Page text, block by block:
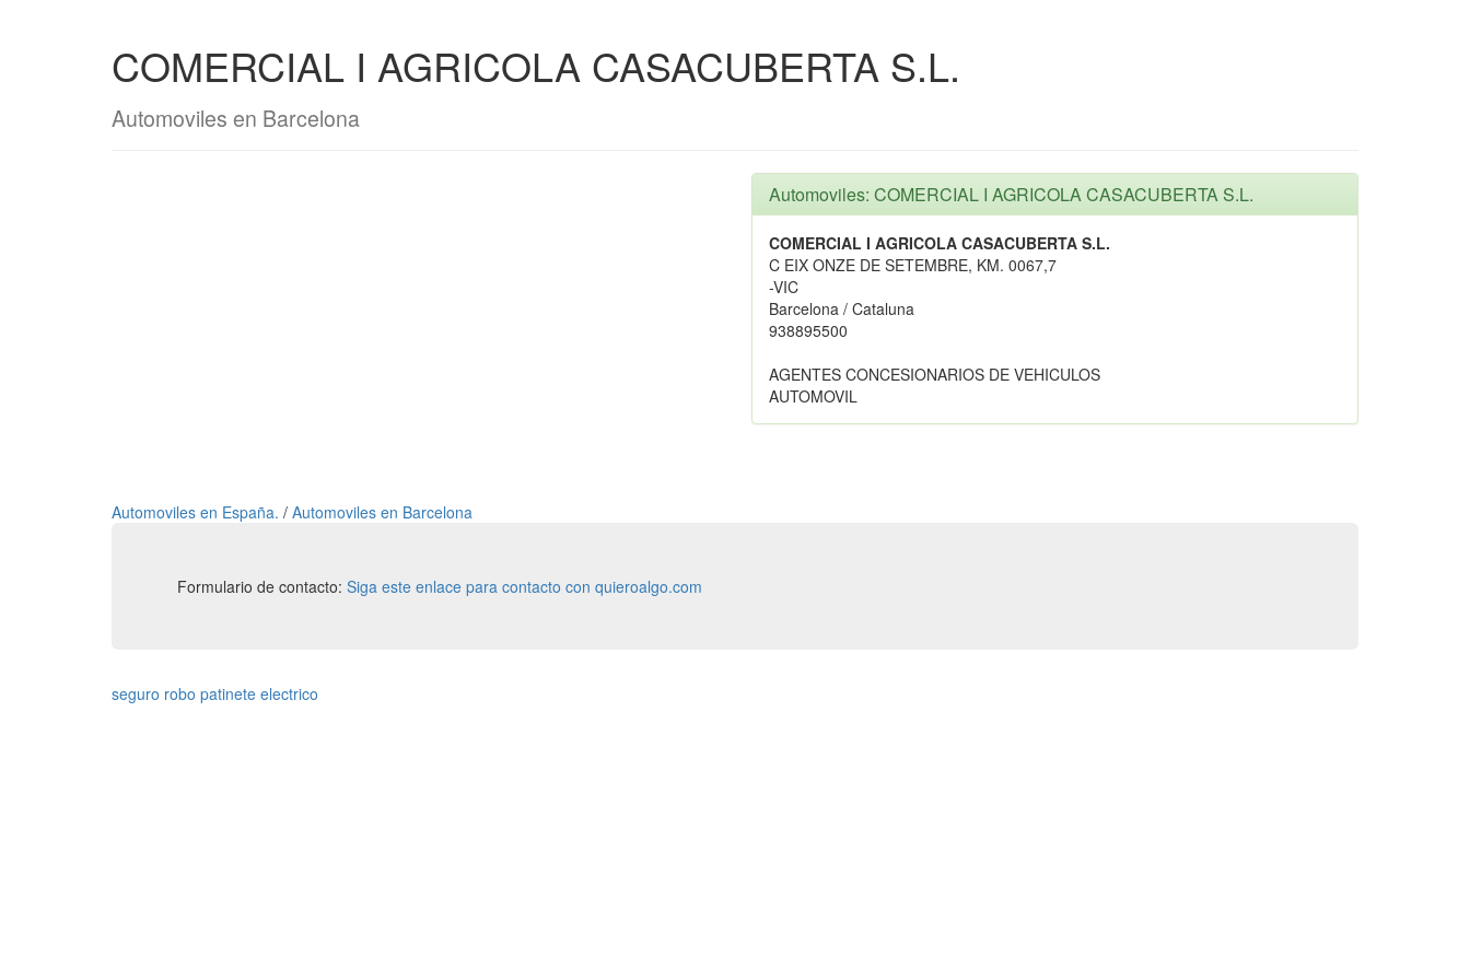
COMERCIAL I AGRICOLA CASACUBERTA S.L.
Automoviles en Barcelona
Automoviles: COMERCIAL I AGRICOLA CASACUBERTA S.L.
COMERCIAL I AGRICOLA CASACUBERTA S.L.
C EIX ONZE DE SETEMBRE, KM. 0067,7
-VIC
Barcelona / Cataluna
938895500
AGENTES CONCESIONARIOS DE VEHICULOS
AUTOMOVIL
Automoviles en España. / Automoviles en Barcelona
Formulario de contacto: Siga este enlace para contacto con quieroalgo.com
seguro robo patinete electrico